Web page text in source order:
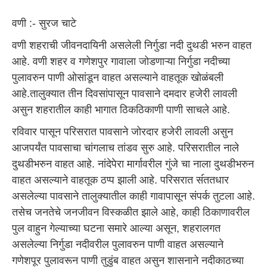
वणी :- सुरज चाटे
वणी शहराची जीवनदायिनी असलेली निर्गुडा नदी दुथडी भरुन वाहत
आहे. वणी शहर व गणेशपुर गावाला जोडणाऱ्या निर्गुडा नदीच्या
पुलावरुन पाणी ओसांडून वाहत असल्याने वाहतूक खोळंबली
आहे.तालुक्‍यात तीन दिवसांपासून पावसाने दमदार हजेरी लावली
असुन शहरातील काही भागात ठिकठिकाणी पाणी साचले आहे.
रविवार पासून परिसरात पावसाने जोरदार हजेरी लावली असुन
आजपर्यंत पावसाचा चांगलाच तांडव सुरु आहे. परिसरातील नाले
दुथडीभरुन वाहत आहे. नांदेपेरा मार्गावरील गुंजे चा नाला दुथडीभरुन
वाहत असल्याने वाहतूक ठप्प झाली आहे. परिसरात स॔ंततधार
असलेल्या पावसाने तालुक्‍यातील काही गावापासून संपर्क तुटला आहे.
तसेच जनतेचे जनजीवन विस्कळीत झाले आहे, काही ठिकाणावरील
पुल वाहुन गेल्याच्या घटना समारे आल्या असून, शहरालगत
असलेल्या निर्गुडा नदीवरील पुलावरुन पाणी वाहत असल्याने
गणेशपूर पुलावरून पाणी तुडुंब वाहत असुन शासनाने नदीकाठच्या